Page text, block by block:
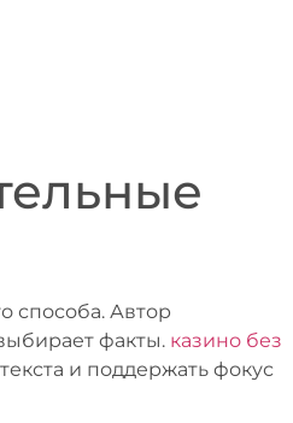
способа. Автор
факты. казино без
и поддержать фокус